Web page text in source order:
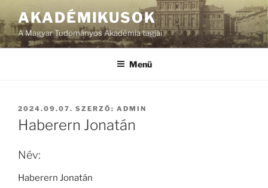
AKADÉMIKUSOK
A Magyar Tudományos Akadémia tagjai
Menü
BEKÜLDVE:
2024.09.07. SZERZŐ: ADMIN
Haberern Jonatán
Név:
Haberern Jonatán